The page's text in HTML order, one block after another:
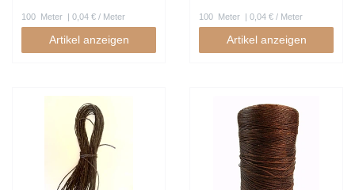
100 Meter | 0,04 € / Meter
Artikel anzeigen
100 Meter | 0,04 € / Meter
Artikel anzeigen